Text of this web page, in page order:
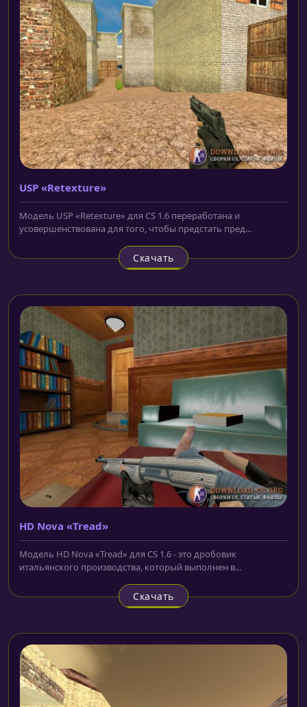
USP «Retexture»
Модель USP «Retexture» для CS 1.6 переработана и
усовершенствована для того, чтобы предстать пред...
Скачать
HD Nova «Tread»
Модель HD Nova «Tread» для CS 1.6 - это дробовик
итальянского производства, который выполнен в...
Скачать